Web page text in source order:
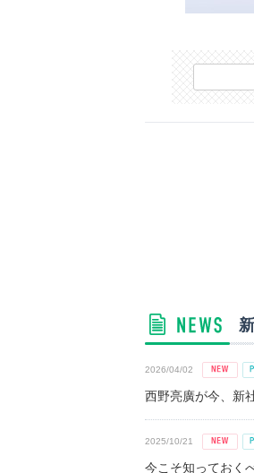
2026/04/02
西野亮廣が今、新
2025/10/21
今こそ知っておく